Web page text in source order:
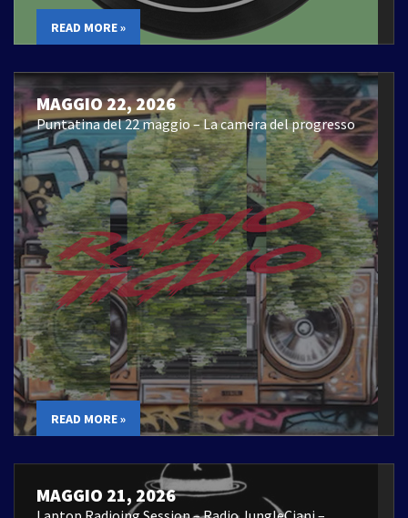
READ MORE »
MAGGIO 22, 2026
Puntatina del 22 maggio – La camera del progresso
READ MORE »
MAGGIO 21, 2026